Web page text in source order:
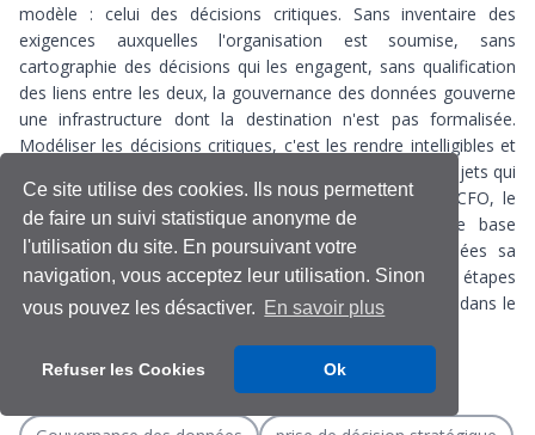
Ce site utilise des cookies. Ils nous permettent
de faire un suivi statistique anonyme de
l'utilisation du site. En poursuivant votre
navigation, vous acceptez leur utilisation. Sinon
vous pouvez les désactiver. En savoir plus
Refuser les Cookies Ok
modèle : celui des décisions critiques. Sans inventaire des
exigences auxquelles l'organisation est soumise, sans
cartographie des décisions qui les engagent, sans qualification
des liens entre les deux, la gouvernance des données gouverne
une infrastructure dont la destination n'est pas formalisée.
Modéliser les décisions critiques, c'est les rendre intelligibles et
gouvernables — pour la première fois. C'est poser les objets qui
permettront au CDO de dialoguer avec le COMEX, le CFO, le
CRO, le CCO et les autorités de contrôle sur une base
commune. C'est donner à la gouvernance des données sa
finalité explicite. Cet article décrit comment — en six étapes
concrètes, illustrées par une mise en œuvre sectorielle dans le
décisions critiques